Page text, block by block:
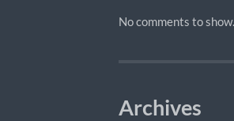
No comments to show.
Archives